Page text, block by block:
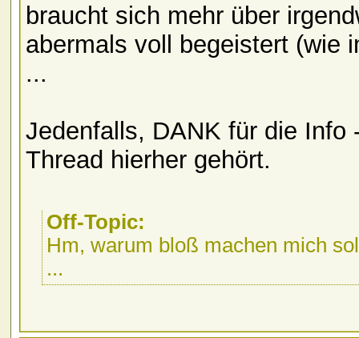
braucht sich mehr über
abermals voll begeistert (wie
...
Jedenfalls, DANK für die Info
Thread hierher gehört.
Off-Topic:
Hm, warum bloß machen mich
...